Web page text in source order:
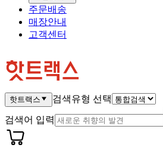
주문배송
매장안내
고객센터
핫트랙스 검색유형 선택
검색어 입력